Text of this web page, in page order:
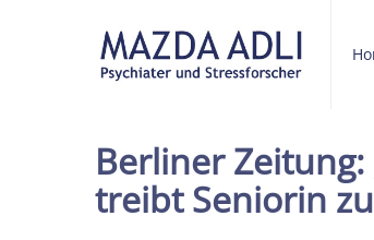
Berliner
treibt Seniorin